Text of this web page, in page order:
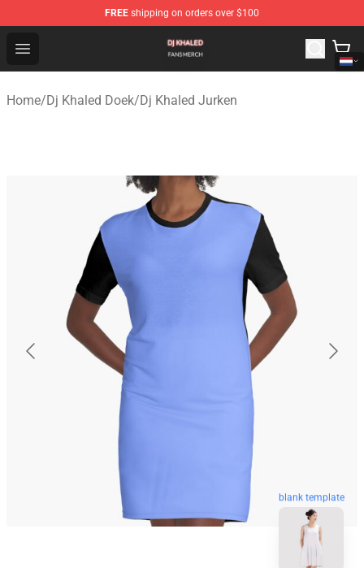
FREE shipping on orders over $100
Open menu
Dj Khaled Shop - Official Dj Khaled Merchandise Store
Home/Dj Khaled Doek/Dj Khaled Jurken
blank template